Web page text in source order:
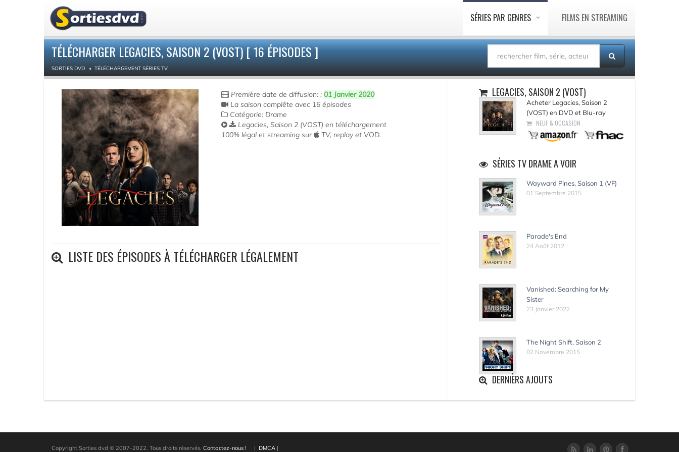
SÉRIES PAR GENRES FILMS EN STREAMING
TÉLÉCHARGER LEGACIES, SAISON 2 (VOST) [ 16 ÉPISODES ]
SORTIES DVD TÉLÉCHARGEMENT SÉRIES TV
Première date de diffusion: :01 Janvier 2020
La saison complête avec 16 épisodes
Catégorie: Drame
Legacies, Saison 2 (VOST) en téléchargement
100% légal et streaming sur
TV, replay et VOD.
LISTE DES ÉPISODES À TÉLÉCHARGER LÉGALEMENT
LEGACIES, SAISON 2 (VOST)
Acheter Legacies, Saison 2
(VOST) en DVD et Blu-ray
NEUF & OCCASION
SÉRIES TV DRAME A VOIR
Wayward Pines, Saison 1 (VF)
01 Septembre 2015
Parade's End
24 Août 2012
Vanished: Searching for My
Sister
23 Janvier 2022
The Night Shift, Saison 2
02 Novembre 2015
DERNIÈRS AJOUTS
Copyright Sorties dvd © 2007-2022. Tous droits réservés. Contactez-nous ! | DMCA |